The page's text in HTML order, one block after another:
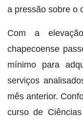
a pressão sobre o
Com a
chapecoense
mínimo para
serviços
mês anterior.
curso de